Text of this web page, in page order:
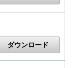
ダウンロード